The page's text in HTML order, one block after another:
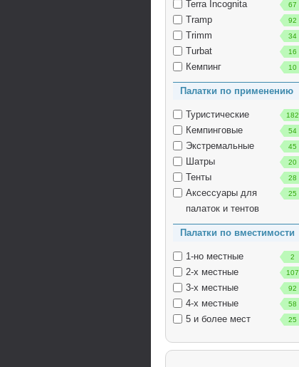
Terra Incognita 67
Tramp 92
Trimm 34
Turbat 16
Кемпинг 10
Палатки по применению
Туристические 182
Кемпинговые 54
Экстремальные 45
Шатры 20
Тенты 28
Аксессуары для
палаток и тентов
25
Палатки по вместимости
1-но местные 2
2-х местные 107
3-х местные 92
4-х местные 58
5 и более мест 25